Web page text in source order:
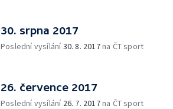
30. srpna 2017
Poslední vysílání30. 8. 2017na ČT sport
26. července 2017
Poslední vysílání 26. 7. 2017na ČT sport